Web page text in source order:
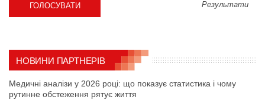
Результати
НОВИНИ ПАРТНЕРІВ
Медичні аналізи у 2026 році: що показує статистика і чому
рутинне обстеження рятує життя